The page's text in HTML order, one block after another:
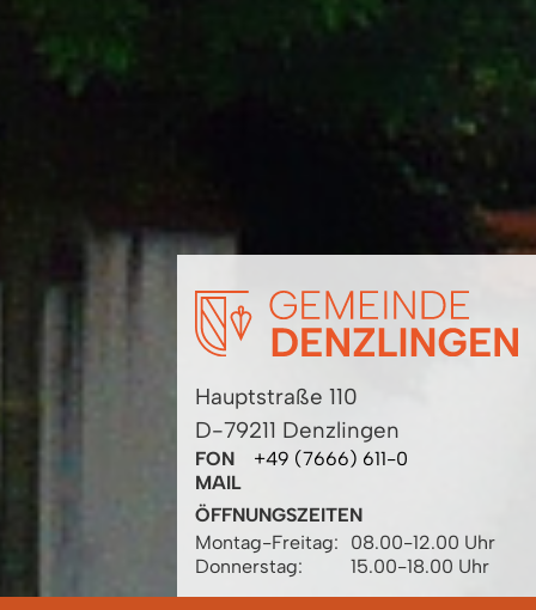
Hauptstraße 110
D-79211 Denzlingen
FON
+49 (7666) 611-0
MAIL
ÖFFNUNGSZEITEN
Montag-Freitag:
08.00-12.00 Uhr
Donnerstag:
15.00-18.00 Uhr